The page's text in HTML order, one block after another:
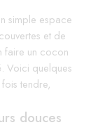
simple espace
et de
faire un cocon
Voici quelques
tendre,
douces